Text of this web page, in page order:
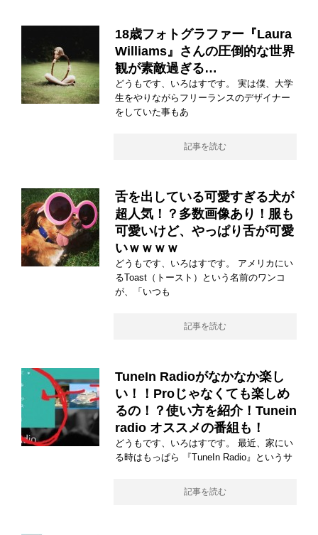
18歳フォトグラファー『Laura
Williams』さんの圧倒的な世界
観が素敵過ぎる…
どうもです、いろはすです。 実は僕、大学
生をやりながらフリーランスのデザイナー
をしていた事もあ
記事を読む
舌を出している可愛すぎる犬が
超人気！？多数画像あり！服も
可愛いけど、やっぱり舌が可愛
いｗｗｗｗ
どうもです、いろはすです。 アメリカにい
るToast（トースト）という名前のワンコ
が、「いつも
記事を読む
TuneIn Radioがなかなか楽し
い！！Proじゃなくても楽しめ
るの！？使い方を紹介！Tunein
radio オススメの番組も！
どうもです、いろはすです。 最近、家にい
る時はもっぱら 『TuneIn Radio』というサ
記事を読む